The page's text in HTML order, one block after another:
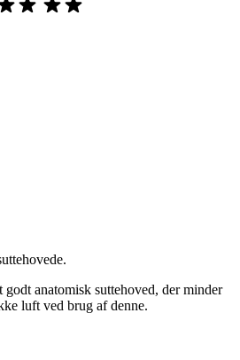
godt anatomisk suttehoved, der minder
luft ved brug af denne.